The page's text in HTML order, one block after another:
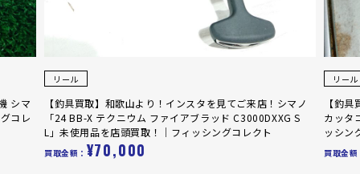
シマ
コレ
リール
【釣具買取】和歌山より！インスタを見てご来店！シマノ
「24 BB-X テクニウム ファイアブラッド C3000DXXG S
L」未使用品を店頭買取！｜フィッシングコレクト
買取金額： ¥70,000
リール
【釣
カッタ
ッシン
買取金額